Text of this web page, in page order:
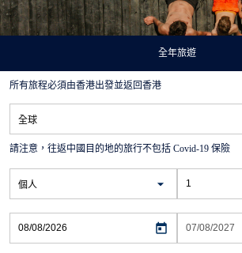
全年旅遊
所有旅程必須由香港出發並返回香港
請注意，往返中國目的地的旅行不包括 Covid-19 保險